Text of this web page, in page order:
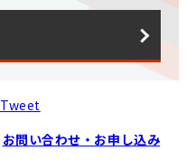
Tweet
お問い合わせ・お申し込み